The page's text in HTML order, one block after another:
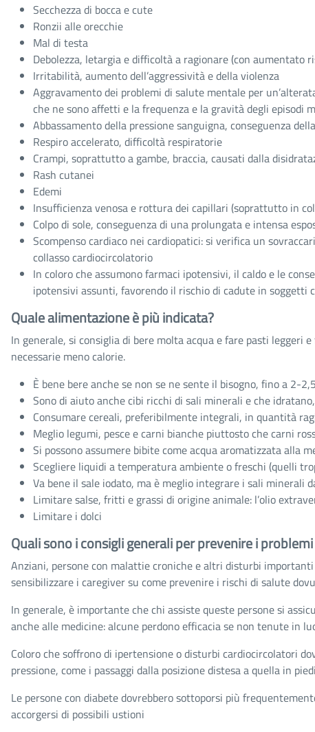
Secchezza di bocca e cute
Ronzii alle orecchie
Mal di testa
Debolezza, letargia e difficoltà a ragionare (con aumentato
Irritabilità, aumento dell’aggressività e della violenza
Aggravamento dei problemi di salute mentale per
che ne sono affetti e la frequenza e la gravità degli episodi
Abbassamento della pressione sanguigna, conseguenza
Respiro accelerato, difficoltà respiratorie
Crampi, soprattutto a gambe, braccia, causati dalla
Rash cutanei
Edemi
Insufficienza venosa e rottura dei capillari (soprattutto in
Colpo di sole, conseguenza di una prolungata e intensa
Scompenso cardiaco nei cardiopatici: si verifica un
collasso cardiocircolatorio
In coloro che assumono farmaci ipotensivi, il caldo e le
ipotensivi assunti, favorendo il rischio di cadute in soggetti
Quale alimentazione è più indicata?
In generale, si consiglia di bere molta acqua e fare pasti
necessarie meno calorie.
È bene bere anche se non se ne sente il bisogno, fino a 2-
Sono di aiuto anche cibi ricchi di sali minerali e che
Consumare cereali, preferibilmente integrali, in quantità
Meglio legumi, pesce e carni bianche piuttosto che carni
Si possono assumere bibite come acqua aromatizzata alla
Scegliere liquidi a temperatura ambiente o freschi (quelli
Va bene il sale iodato, ma è meglio integrare i sali
Limitare salse, fritti e grassi di origine animale: l’olio
Limitare i dolci
Quali sono i consigli generali per prevenire i
Anziani, persone con malattie croniche e altri disturbi
sensibilizzare i caregiver su come prevenire i rischi di salute
In generale, è importante che chi assiste queste persone si
anche alle medicine: alcune perdono efficacia se non tenute in
Coloro che soffrono di ipertensione o disturbi cardiocircolatori
pressione, come i passaggi dalla posizione distesa a quella in
Le persone con diabete dovrebbero sottoporsi più
accorgersi di possibili ustioni